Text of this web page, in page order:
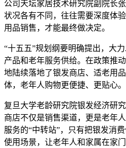
公司天坛家居技术研究院副院长
状况各有不同，往往需要深度体
用品销售，才能最终做决定。
“十五五”规划纲要明确提出，大
产品和老年服务供给。在政策推
地陆续落地了银发商店、适老用
体，老年人购物更便捷、更贴心。
复旦大学老龄研究院银发经济研
商店不仅是销售渠道，更是老年
服务的“中转站”，只有把银发消
使用场景，让老年人和家属在家